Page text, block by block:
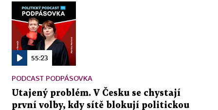
55:23
PODCAST PODPÁSOVKA
Utajený problém. V Česku se chystají
první volby, kdy sítě blokují politickou